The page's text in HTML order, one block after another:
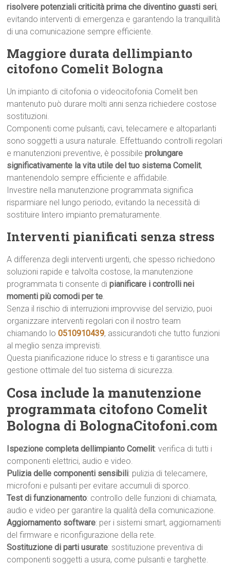
risolvere potenziali criticità prima che diventino guasti seri,
evitando interventi di emergenza e garantendo la tranquillità
di una comunicazione sempre efficiente.
Maggiore durata dellimpianto
citofono Comelit Bologna
Un impianto di citofonia o videocitofonia Comelit ben
mantenuto può durare molti anni senza richiedere costose
sostituzioni.
Componenti come pulsanti, cavi, telecamere e altoparlanti
sono soggetti a usura naturale. Effettuando controlli regolari
e manutenzioni preventive, è possibileprolungare
significativamente la vita utile del tuo sistema Comelit,
mantenendolo sempre efficiente e affidabile.
Investire nella manutenzione programmata significa
risparmiare nel lungo periodo, evitando la necessità di
sostituire lintero impianto prematuramente.
Interventi pianificati senza stress
A differenza degli interventi urgenti, che spesso richiedono
soluzioni rapide e talvolta costose, la manutenzione
programmata ti consente dipianificare i controlli nei
momenti più comodi per te.
Senza il rischio di interruzioni improvvise del servizio, puoi
organizzare interventi regolari con il nostro team
chiamando lo0510910439, assicurandoti che tutto funzioni
al meglio senza imprevisti.
Questa pianificazione riduce lo stress e ti garantisce una
gestione ottimale del tuo sistema di sicurezza.
Cosa include la manutenzione
programmata citofono Comelit
Bologna di BolognaCitofoni.com
Ispezione completa dellimpianto Comelit: verifica di tutti i
componenti elettrici, audio e video.
Pulizia delle componenti sensibili: pulizia di telecamere,
microfoni e pulsanti per evitare accumuli di sporco.
Test di funzionamento: controllo delle funzioni di chiamata,
audio e video per garantire la qualità della comunicazione.
Aggiornamento software: per i sistemi smart, aggiornamenti
del firmware e riconfigurazione della rete.
Sostituzione di parti usurate: sostituzione preventiva di
componenti soggetti a usura, come pulsanti e targhette.